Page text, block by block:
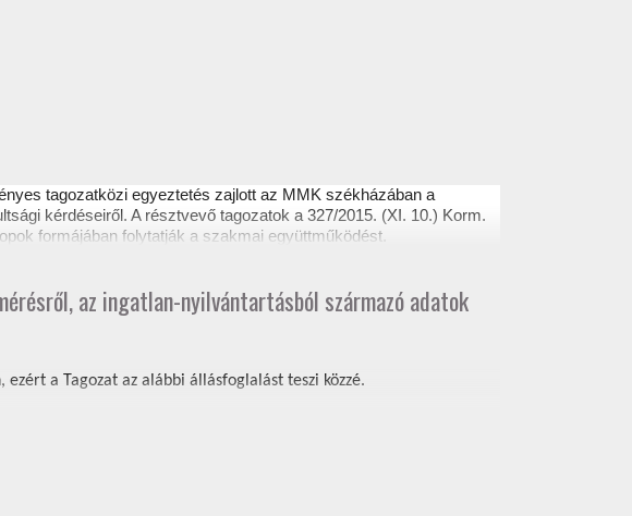
tagozatközi egyeztetés zajlott az MMK székházában a
kérdéseiről. A résztvevő tagozatok a 327/2015. (XI. 10.) Korm.
formájában folytatják a szakmai együttműködést.
az ingatlan-nyilvántartásból származó adatok
a Tagozat az alábbi állásfoglalást teszi közzé.